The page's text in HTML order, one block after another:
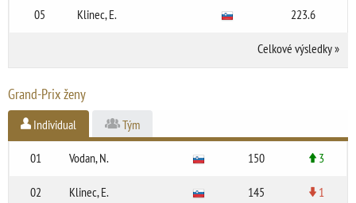
05 Klinec, E. 223.6
Celkové výsledky»
Grand-Prix ženy
Individual Tým
01 Vodan, N. 150 3
02 Klinec, E. 145 1